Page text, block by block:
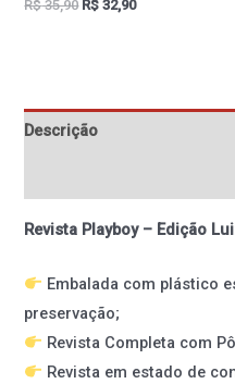
R$35,90 R$ 32,90
Descrição
Revista Playboy – Edição
Embalada com plástico
preservação;
Revista Completa com
Revista em estado de